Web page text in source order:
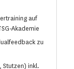
auf
Akademie
zu
Stutzen) inkl.